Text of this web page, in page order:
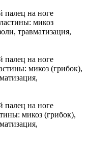
палец на ноге
микоз
травматизация,
палец на ноге
микоз (грибок),
палец на ноге
микоз (грибок),